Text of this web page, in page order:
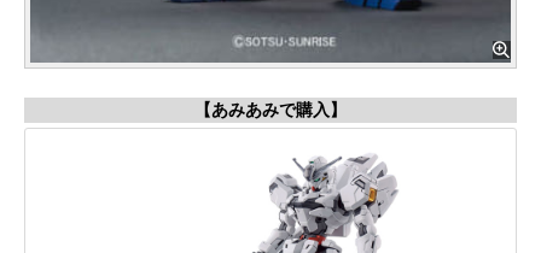
【あみあみで購入】